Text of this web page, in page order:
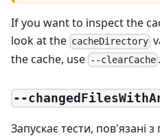
If you want to inspect the
look at the cacheDirectory
the cache, use --clearCache .
--
Запускає тести, пов'язані